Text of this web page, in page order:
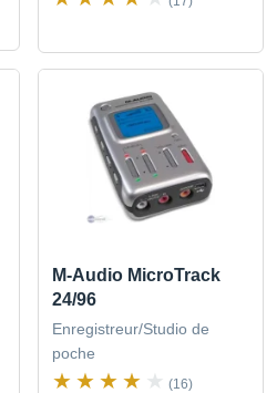
M-Audio MicroTrack
24/96
Enregistreur/Studio de
poche
(16)